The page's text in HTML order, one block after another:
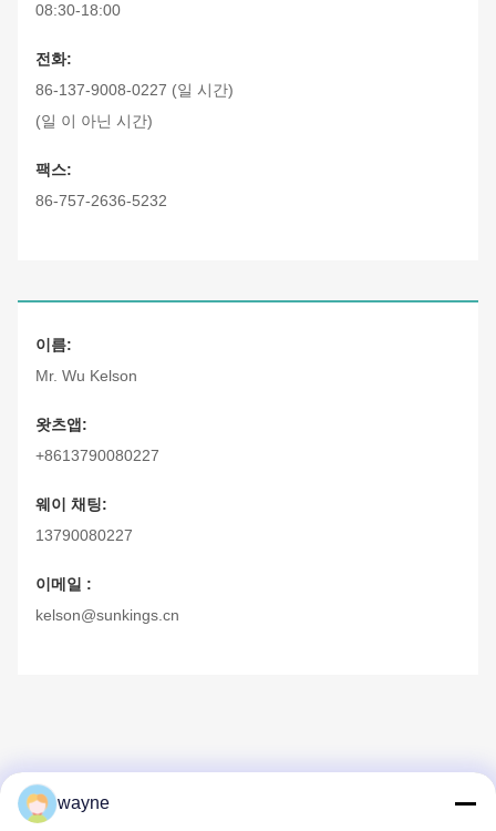
08:30-18:00
전화:
86-137-9008-0227 (일 시간)
(일 이 아닌 시간)
팩스:
86-757-2636-5232
이름:
Mr. Wu Kelson
왓츠앱:
+8613790080227
웨이 채팅:
13790080227
이메일 :
kelson@sunkings.cn
wayne